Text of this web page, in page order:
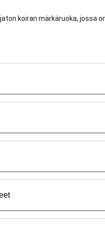
koiran märkäruoka, jossa